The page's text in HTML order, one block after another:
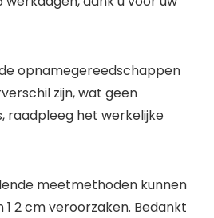
opnamegereedschappen
zijn, wat geen
raadpleeg het werkelijke
meetmethoden kunnen
1 2 cm veroorzaken. Bedankt